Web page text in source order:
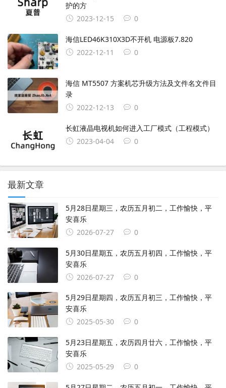
护的方
2023-12-15
0
海信LED46K310X3D不开机 电源板7.820
2022-12-11
0
海信 MT5507 方案机芯升级方法及文件名文件目
录
2022-12-13
0
长虹液晶电视机如何进入工厂模式（工程模式）
2023-04-04
0
最新文章
5月28日星期三，农历五月初二，工作愉快，平
安喜乐
2026-07-27
0
5月30日星期五，农历五月初四，工作愉快，平
安喜乐
2026-07-27
0
5月29日星期四，农历五月初三，工作愉快，平
安喜乐
2025-05-30
0
5月23日星期五，农历四月廿六，工作愉快，平
安喜乐
2025-05-29
0